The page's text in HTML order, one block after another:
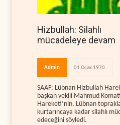
Hizbullah: Silahlı
mücadeleye devam
Admin 01 Ocak 1970
SAAF: Lübnan Hizbullah
başkan vekili Mahmud
Hareketi’nin, Lübnan
kurtarıncaya kadar silahlı
edeceğini söyledi.